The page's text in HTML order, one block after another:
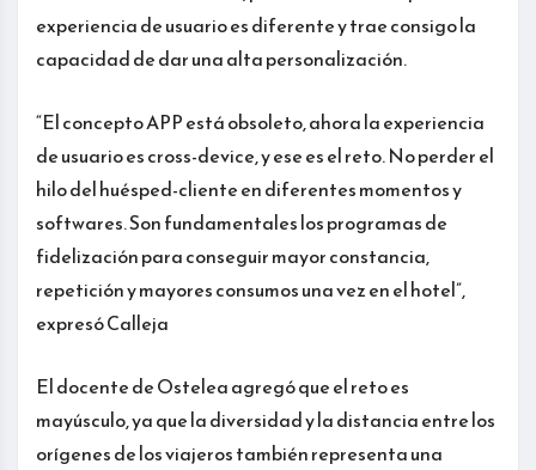
experiencia de usuario es diferente y trae consigo la
capacidad de dar una alta personalización.
“El concepto APP está obsoleto, ahora la experiencia
de usuario es cross-device, y ese es el reto. No perder el
hilo del huésped-cliente en diferentes momentos y
softwares. Son fundamentales los programas de
fidelización para conseguir mayor constancia,
repetición y mayores consumos una vez en el hotel”,
expresó Calleja
El docente de Ostelea agregó que el reto es
mayúsculo, ya que la diversidad y la distancia entre los
orígenes de los viajeros también representa una